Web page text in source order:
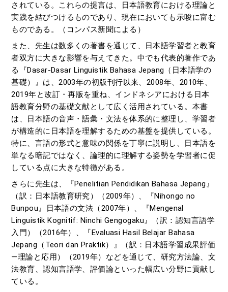
されている。これらの提言は、日本語教育における理論と
実践を結びつけるものであり、現在においても示唆に富む
ものである。（コンパス新聞による）
また、先生は数多くの著書を通じて、日本語学習者と教育
者双方に大きな影響を与えてきた。中でも代表的著作であ
る『Dasar-Dasar Linguistik Bahasa Jepang（日本語学の
基礎）』は、2003年の初版刊行以来、2008年、2010年、
2019年と改訂・再版を重ね、インドネシアにおける日本
語教育分野の基礎文献として広く活用されている。本書
は、日本語の音声・語彙・文法を体系的に整理し、学習者
が構造的に日本語を理解するための基盤を提供している。
特に、言語の形式と意味の関係を丁寧に説明し、日本語を
単なる暗記ではなく、論理的に理解する姿勢を学習者に促
している点に大きな特徴がある。
さらに先生は、『Penelitian Pendidikan Bahasa Jepang』
（訳：日本語教育研究）（2009年）、『Nihongo no
Bunpou』日本語の文法（2007年）、『Mengenal
Linguistik Kognitif: Ninchi Gengogaku』（訳：認知言語学
入門）（2016年）、『Evaluasi Hasil Belajar Bahasa
Jepang（Teori dan Praktik）』（訳：日本語学習成果評価
―理論と応用）（2019年）などを通じて、研究方法論、文
法教育、認知言語学、評価論といった幅広い分野に貢献し
ている。